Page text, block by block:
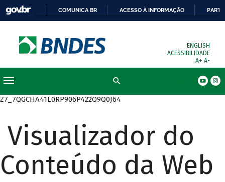
COMUNICA BR ACESSO À INFORMAÇÃO
ENGLISH
ACESSIBILIDADE
A+ A-
Z7_7QGCHA41L0RP906P422Q9Q0J64
Visualizador do
Conteúdo da Web